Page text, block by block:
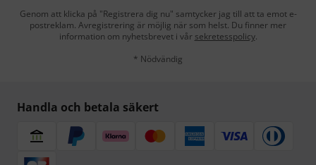
Genom att klicka på "Registrera dig nu" samtycker jag till att ta emot e-
postreklam. Avregistrering är möjlig när som helst. Du finner mer
information om nyhetsbrevet i vår sekretesspolicy.
* Nödvändig
Handla och betala säkert